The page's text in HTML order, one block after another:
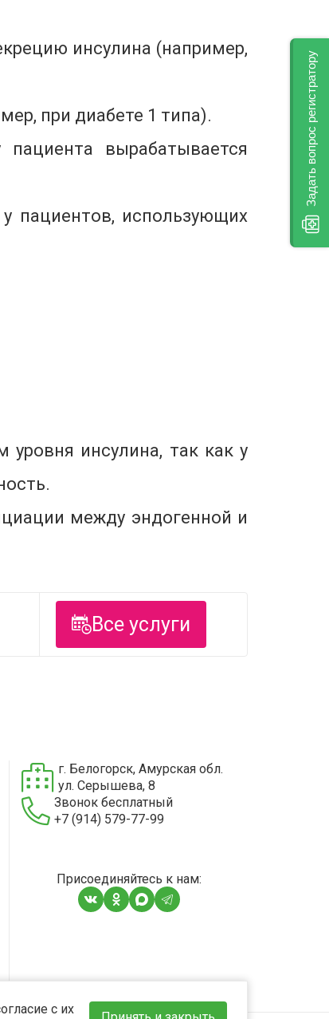
инсулина (например,
при диабете 1 типа).
вырабатывается
пациентов, использующих
инсулина, так как у
между эндогенной и
Все услуги
г. Белогорск, Амурская обл.
ул. Серышева, 8
Звонок бесплатный
+7 (914) 579-77-99
Присоединяйтесь к нам:
с их
Задать вопрос регистратору